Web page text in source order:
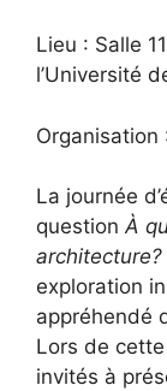
Lieu : Salle
l’Université
Organisation
La journée
questionÀ
architecture?
exploration
appréhendé
Lors de
invités à